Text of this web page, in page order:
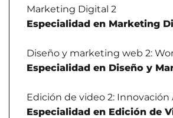
Marketing Digital 2
Especialidad en Marketing
Diseño y marketing web 2:
Especialidad en Diseño y
Edición de video 2: Innovación
Especialidad en Edición de